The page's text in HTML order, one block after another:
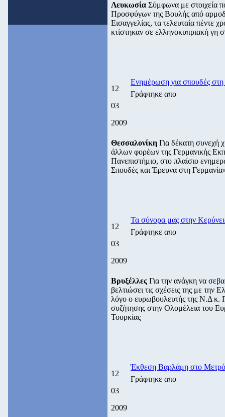
Λευκωσία Σύμφωνα με στοιχεία
Προσφύγων της Βουλής από
Εισαγγελίας, τα τελευταία πέντε
κτίστηκαν σε ελληνοκυπριακή γη
12
03
2009
Ενημέρωση για σπουδές στη
Γράφτηκε απο
Θεσσαλονίκη Για δέκατη συνεχή
άλλων φορέων της Γερμανικής
Πανεπιστήμιο, στο πλαίσιο
Σπουδές και Έρευνα στη
12
03
2009
Τα σύνορα μας στην
Γράφτηκε απο
Bρυξέλλες Για την ανάγκη να
βελτιώσει τις σχέσεις της με
λόγο ο ευρωβουλευτής της Ν.Δ κ.
συζήτησης στην Ολομέλεια του
Τουρκίας
12
03
2009
Έκθεση Βαρλάμη στο Μετρό
Γράφτηκε απο